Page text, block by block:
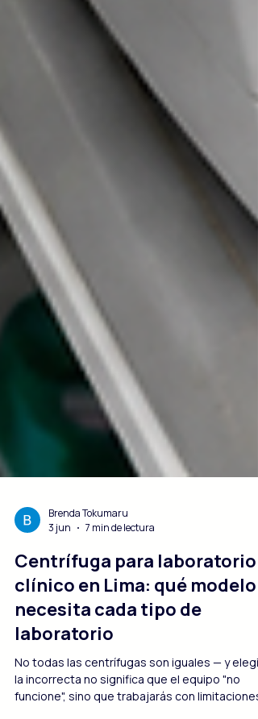
Brenda Tokumaru
3 jun
7 min de lectura
Centrífuga para laboratorio
clínico en Lima: qué modelo
necesita cada tipo de
laboratorio